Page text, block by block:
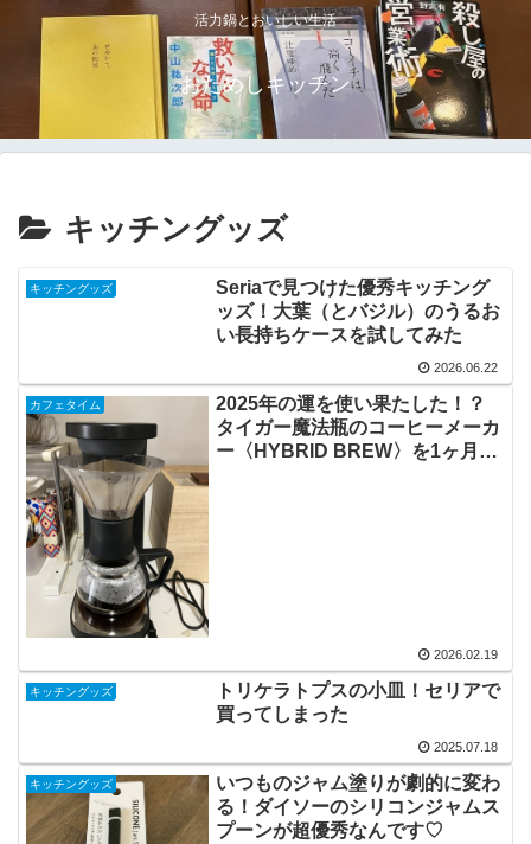
活力鍋とおいしい生活
おためしキッチン
キッチングッズ
キッチングッズ
Seriaで見つけた優秀キッチング
ッズ！大葉（とバジル）のうるお
い長持ちケースを試してみた
2026.06.22
カフェタイム
2025年の運を使い果たした！？
タイガー魔法瓶のコーヒーメーカ
ー〈HYBRID BREW〉を1ヶ月使
2026.02.19
キッチングッズ
トリケラトプスの小皿！セリアで
買ってしまった
2025.07.18
キッチングッズ
いつものジャム塗りが劇的に変わ
る！ダイソーのシリコンジャムス
プーンが超優秀なんです♡